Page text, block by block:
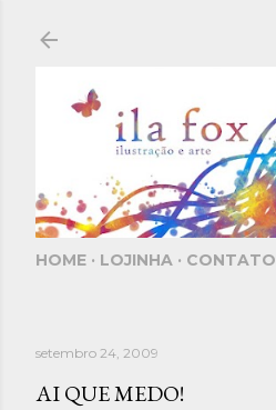
HOME LOJINHA CONTATO
setembro 24, 2009
AI QUE MEDO!